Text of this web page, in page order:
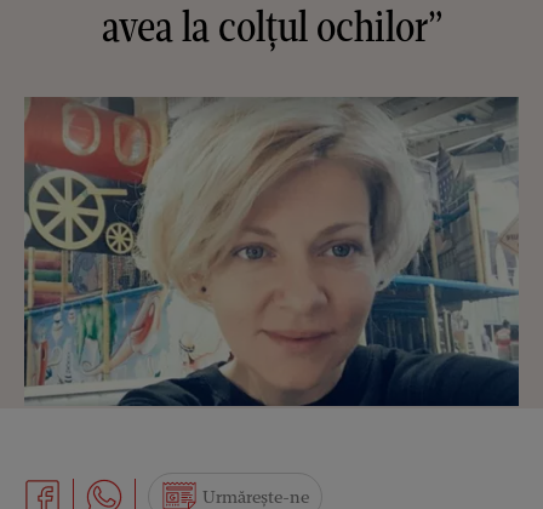
avea la colțul ochilor”
Urmărește-ne